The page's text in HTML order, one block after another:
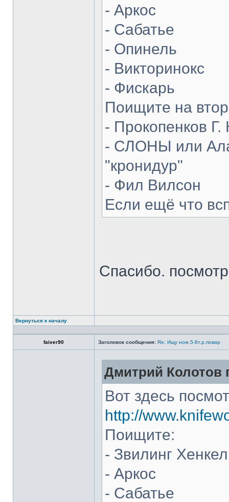
- Аркос
- Сабатье
- Опинель
- Викторинокс
- Фискарь
Поищите на
- Прокопенков Г.
- СЛОНЫ или
"кронидур"
- Фил Вилсон
Если ещё что
Спасибо.
Вернуться к началу
faiver90 Заголовок сообщения: Re: Ищу нож.5-8т.р.повар
Дмитрий Колотов
Вот здесь
http://
Поищите:
- Звилинг
- Аркос
- Сабатье